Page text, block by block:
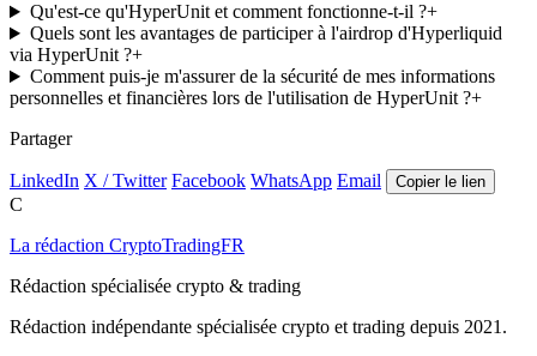
Qu'est-ce qu'HyperUnit et comment fonctionne-t-il ?+
Quels sont les avantages de participer à l'airdrop d'Hyperliquid
via HyperUnit ?+
Comment puis-je m'assurer de la sécurité de mes informations
personnelles et financières lors de l'utilisation de HyperUnit ?+
Partager
LinkedIn X / Twitter Facebook WhatsApp Email Copier le lien
C
La rédaction CryptoTradingFR
Rédaction spécialisée crypto & trading
Rédaction indépendante spécialisée crypto et trading depuis 2021.